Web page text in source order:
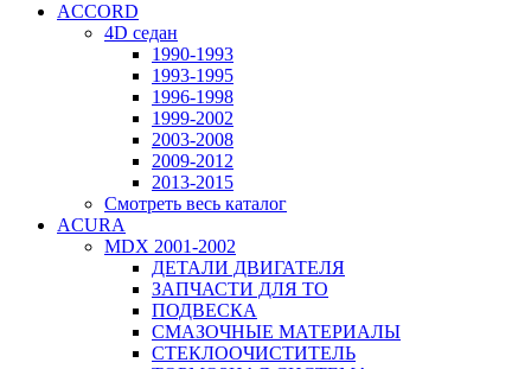
ACCORD
4D седан
1990-1993
1993-1995
1996-1998
1999-2002
2003-2008
2009-2012
2013-2015
Смотреть весь каталог
ACURA
MDX 2001-2002
ДЕТАЛИ ДВИГАТЕЛЯ
ЗАПЧАСТИ ДЛЯ ТО
ПОДВЕСКА
СМАЗОЧНЫЕ МАТЕРИАЛЫ
СТЕКЛООЧИСТИТЕЛЬ